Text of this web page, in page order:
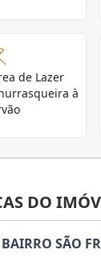
de Lazer
à
DO
SÃO